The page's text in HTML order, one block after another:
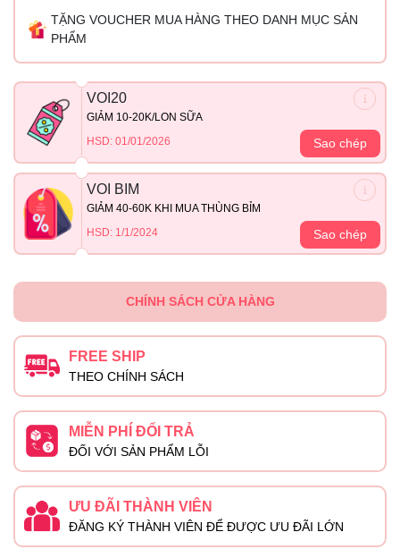
TẶNG VOUCHER MUA HÀNG THEO DANH MỤC SẢN
PHẨM
VOI20
GIẢM 10-20K/LON SỮA
HSD: 01/01/2026
Sao chép
VOI BIM
GIẢM 40-60K KHI MUA THÙNG BỈM
HSD: 1/1/2024
Sao chép
CHÍNH SÁCH CỬA HÀNG
FREE SHIP
THEO CHÍNH SÁCH
MIỄN PHÍ ĐỔI TRẢ
ĐỐI VỚI SẢN PHẨM LỖI
ƯU ĐÃI THÀNH VIÊN
ĐĂNG KÝ THÀNH VIÊN ĐỂ ĐƯỢC ƯU ĐÃI LỚN